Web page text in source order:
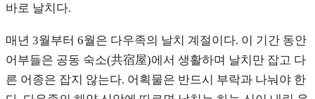
바로 날치다.
매년 3월부터 6월은 다우족의 날치 계절이다. 이 기간 동안
어부들은 공동 숙소(共宿屋)에서 생활하며 날치만 잡고 다
른 어종은 잡지 않는다. 어획물은 반드시 부락과 나눠야 한